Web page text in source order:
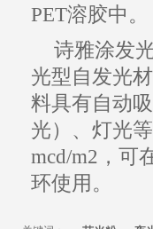
PET溶胶中。
诗雅涂发
光型自发光
料具有自动
光）、灯光
mcd/m2，可
环使用。